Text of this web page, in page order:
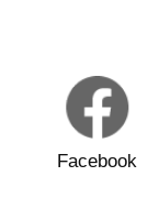
Facebook